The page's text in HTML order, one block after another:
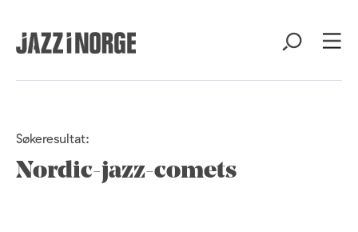
Søkeresultat:
Nordic-jazz-comets